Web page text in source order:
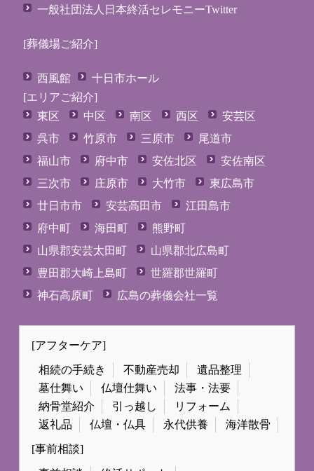
一般社団法人日本終活セレモニーTwitter
[葬儀場ご紹介]
西風館
十日市ホール
[エリアご紹介]
東区
中区 南区 西区
安芸区
呉市
竹原市 三原市
尾道市
福山市
府中市 安佐北区
安佐南区
三次市
庄原市 大竹市
東広島市
廿日市市
安芸高田市
江田島市
府中町
海田町
熊野町
山県郡安芸太田町
山県郡北広島町
豊田郡大崎上島町
世羅郡世羅町
神石高原町
広島の葬儀会社一覧
[アフターケア]
相続の手続き 不動産売却
遺品整理
墓仕舞い
仏壇仕舞い
法事・法要
納骨堂紹介
引っ越し
リフォーム
返礼品
仏壇・仏具 永代供養 海洋散骨
[事前相談]